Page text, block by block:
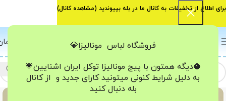
فروشگاه لباس مونالیزا💎
🥥دیگه همتون با پیج مونالیزا تو‌کل ایران اشنایین💗
به دلیل شرایط کنونی میتونید کارای جدید و از کانال
بله دنبال کنید
برای اطلاع از تخفیفات به کانال ما در بله بپیوندید (مشاهده کانال)